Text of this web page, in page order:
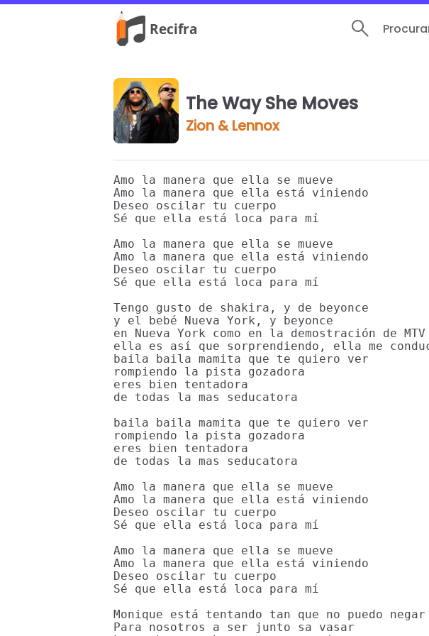
The Way She Moves
Zion & Lennox
Amo la manera que ella se mueve
Amo la manera que ella está viniendo
Deseo oscilar tu cuerpo
Sé que ella está loca para mí
Amo la manera que ella se mueve
Amo la manera que ella está viniendo
Deseo oscilar tu cuerpo
Sé que ella está loca para mí
Tengo gusto de shakira, y de beyonce
y el bebé Nueva York, y beyonce
en Nueva York como en la demostración de MTV
ella es así que sorprendiendo, ella me
baila baila mamita que te quiero ver
rompiendo la pista gozadora
eres bien tentadora
de todas la mas seducatora
baila baila mamita que te quiero ver
rompiendo la pista gozadora
eres bien tentadora
de todas la mas seducatora
Amo la manera que ella se mueve
Amo la manera que ella está viniendo
Deseo oscilar tu cuerpo
Sé que ella está loca para mí
Amo la manera que ella se mueve
Amo la manera que ella está viniendo
Deseo oscilar tu cuerpo
Sé que ella está loca para mí
Monique está tentando tan que no puedo negar
Para nosotros a ser junto sa vasar